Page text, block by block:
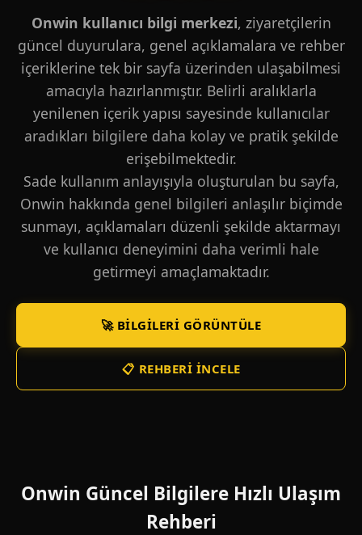
Onwin kullanıcı bilgi merkezi, ziyaretçilerin
güncel duyurulara, genel açıklamalara ve rehber
içeriklerine tek bir sayfa üzerinden ulaşabilmesi
amacıyla hazırlanmıştır. Belirli aralıklarla
yenilenen içerik yapısı sayesinde kullanıcılar
aradıkları bilgilere daha kolay ve pratik şekilde
erişebilmektedir.
Sade kullanım anlayışıyla oluşturulan bu sayfa,
Onwin hakkında genel bilgileri anlaşılır biçimde
sunmayı, açıklamaları düzenli şekilde aktarmayı
ve kullanıcı deneyimini daha verimli hale
getirmeyi amaçlamaktadır.
🚀 BILGILERI GÖRÜNTÜLE
📋 REHBERI İNCELE
Onwin Güncel Bilgilere Hızlı Ulaşım
Rehberi